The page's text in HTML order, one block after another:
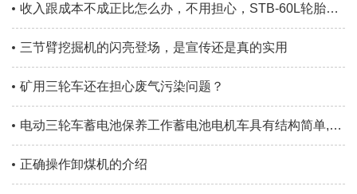
收入跟成本不成正比怎么办，不用担心，STB-60L轮胎刮板扒渣机帮你解决问题
三节臂挖掘机的闪亮登场，是宣传还是真的实用
矿用三轮车还在担心废气污染问题？
电动三轮车蓄电池保养工作蓄电池电机车具有结构简单,无噪音,无污
正确操作卸煤机的介绍